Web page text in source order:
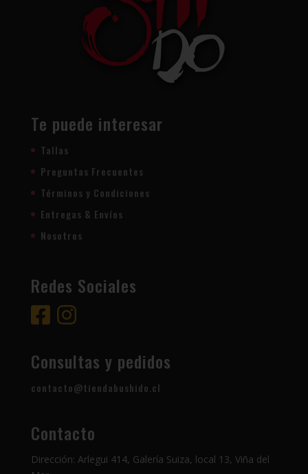
Te puede interesar
Tallas
Preguntas Frecuentes
Términos y Condiciones
Entregas & Envíos
Nosotros
Redes Sociales
Consultas y pedidos
contacto@tiendabushido.cl
Contacto
Dirección: Arlegui 414, Galería Suiza, local 13, Viña del